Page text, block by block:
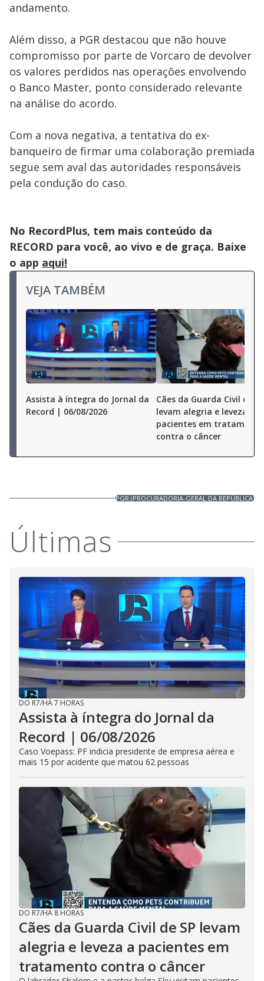
andamento.
Além disso, a PGR destacou que não houve
compromisso por parte de Vorcaro de devolver
os valores perdidos nas operações envolvendo
o Banco Master, ponto considerado relevante
na análise do acordo.
Com a nova negativa, a tentativa do ex-
banqueiro de firmar uma colaboração premiada
segue sem aval das autoridades responsáveis
pela condução do caso.
No RecordPlus, tem mais conteúdo da
RECORD para você, ao vivo e de graça. Baixe
o app aqui!
VEJA TAMBÉM
Assista à íntegra do Jornal da
Record | 06/08/2026
Cães da Guarda Civil de SP
levam alegria e leveza a
pacientes em tratamento
contra o câncer
PGR (PROCURADORIA-GERAL DA REPÚBLICA)
Últimas
DO R7/HÁ 7 HORAS
Assista à íntegra do Jornal da
Record | 06/08/2026
Caso Voepass: PF indicia presidente de empresa aérea e
mais 15 por acidente que matou 62 pessoas
DO R7/HÁ 8 HORAS
Cães da Guarda Civil de SP levam
alegria e leveza a pacientes em
tratamento contra o câncer